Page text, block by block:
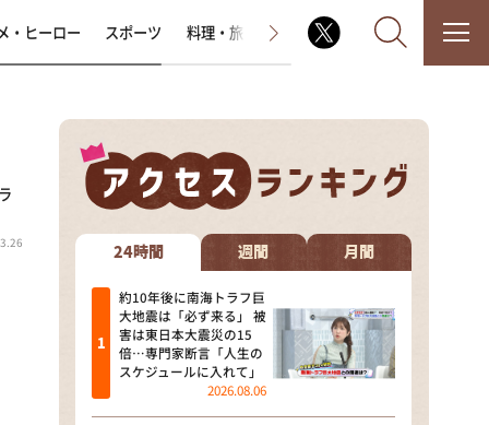
なるみ・岡村の過ぎるTV
相席食堂
これ余談なんですけど・・・
～人生密着トークバラエティ！
～ やすとものいたって真剣です
探偵！ナイトスクープ
・ヒーロー スポーツ 料理・旅 ラジオ番組 その他
24時間 週間 月間
約10年後に南海トラフ巨
大地震は「必ず来る」 被
害は東日本大震災の15
倍…専門家断言「人生の
スケジュールに入れて」
2026.08.06